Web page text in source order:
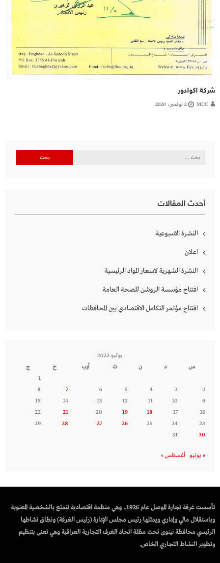
شركة اكوادور
MCC 2 نوفمبر، 2020
البحث
أحدث المقالات
النشرة الاسبوعية
اعلان
النشرة الشهرية لاسعار المواد الرئيسية
افتتاح مؤسسة الروشن للصحة العامة
افتتاح مؤتمر التكامل الاقتصادي بين المحافظات
يوليو 2022
س
د ن ث أرب خ
ج
1
2
3
4
5
6
7
8
9
10
11
12
13
14
15
16
17
18
19
20
21
22
23
24
25
26
27
28
29
30
31
« يونيو أغسطس »
تأسست غرفة تجارة الموصل عام 1926.. وهي منظمة اقتصادية تتمتع بالشخصية المعنوية
وباستقلال مالي وإداري ويمثلها رئيس مجلس الإدارة (رئيس الغرفة) ونطاق نشاطها
الرئيسي محافظة نينوى تحت مظلة اتحاد الغرف التجارية العراقية وهي تعنى بتنظيم
وتطوير النشاط التجاري الخاص.